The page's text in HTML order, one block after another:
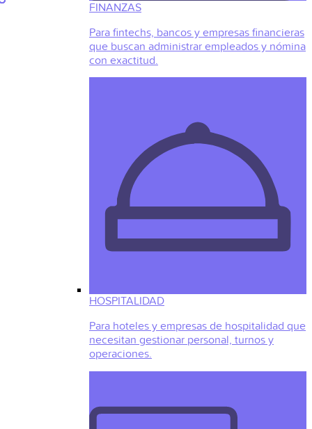
FINANZAS
Para fintechs, bancos y empresas financieras
que buscan administrar empleados y nómina
con exactitud.
HOSPITALIDAD
Para hoteles y empresas de hospitalidad que
necesitan gestionar personal, turnos y
operaciones.